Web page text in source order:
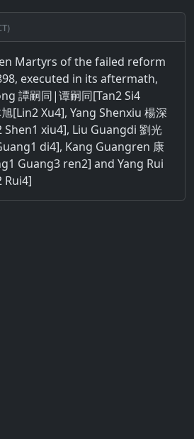
Martyrs of the failed reform
executed in its aftermath,
譚嗣同|谭嗣同[Tan2 Si4
[Lin2 Xu4], Yang Shenxiu 楊深
xiu4], Liu Guangdi 劉光
di4], Kang Guangren 康
Guang3 ren2] and Yang Rui
Rui4]